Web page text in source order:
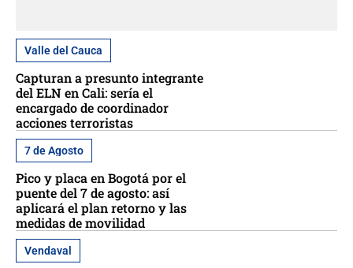
Valle del Cauca
Capturan a presunto integrante
del ELN en Cali: sería el
encargado de coordinador
acciones terroristas
7 de Agosto
Pico y placa en Bogotá por el
puente del 7 de agosto: así
aplicará el plan retorno y las
medidas de movilidad
Vendaval